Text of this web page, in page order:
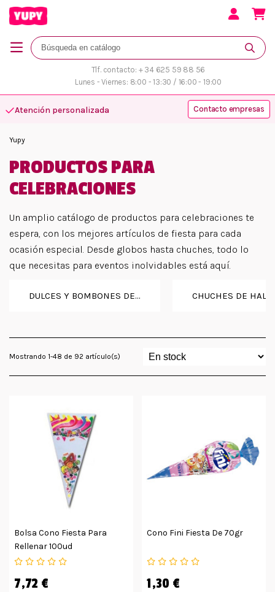
Tlf. contacto: + 34 625 59 88 56
Lunes - Viernes: 8:00 - 13:30 / 16:00 - 19:00
Atención personalizada Contacto empresas
Yupy
PRODUCTOS PARA
CELEBRACIONES
Un amplio catálogo de productos para celebraciones te
espera, con los mejores artículos de fiesta para cada
ocasión especial. Desde globos hasta chuches, todo lo
que necesitas para eventos inolvidables está aquí.
DULCES Y BOMBONES DE... CHUCHES DE
Mostrando 1-48 de 92 artículo(s)
Bolsa Cono Fiesta Para
Rellenar 100ud
7,72 €
Cono Fini Fiesta De 70gr
1,30 €